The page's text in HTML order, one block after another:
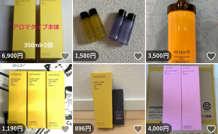
6,900円 いいね！
1,580円 いいね！
3,500円
1,190円 いいね！
896円 いいね！
4,000円